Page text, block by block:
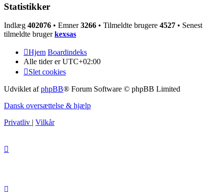
Statistikker
Indlæg 402076 • Emner3266 • Tilmeldte brugere 4527 • Senest
tilmeldte brugerkexsas
Hjem Boardindeks
Alle tider erUTC+02:00
Slet cookies
Udviklet afphpBB® Forum Software © phpBB Limited
Dansk oversættelse & hjælp
Privatliv | Vilkår